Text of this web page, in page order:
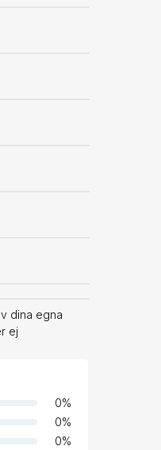
dina egna
ej
0%
0%
0%